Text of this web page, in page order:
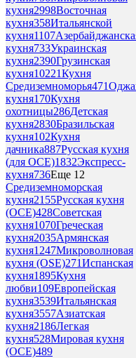
кухня2998Восточная
кухня358Итальянской
кухня1107
кухня733Украинская
кухня2390Грузинская
кухня10221Кухня
Средиземноморья471
кухня170Кухня
охотницы286Детская
кухня2830Бразильская
кухня102Кухня
дачника887Русская кухня
(для ОСЕ)1832Экспресс-
кухня736Еще 12
Средиземноморская
кухня2155Русская кухня
(ОСЕ)428Советская
кухня1070Греческая
кухня2035Армянская
кухня1247Микроволновая
кухня (OSE)271Испанская
кухня1895Кухня
любви109Европейская
кухня3539Итальянская
кухня3557Азиатская
кухня2186Легкая
кухня528Мировая кухня
(ОСЕ)489